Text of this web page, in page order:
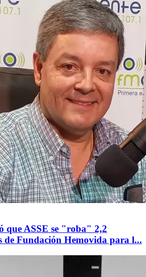
que ASSE se "roba" 2,2
de Fundación Hemovida para l...